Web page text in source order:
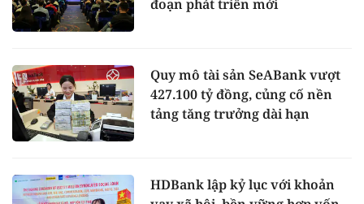
đoạn phát triển mới
Quy mô tài sản SeABank vượt
427.100 tỷ đồng, củng cố nền
tảng tăng trưởng dài hạn
HDBank lập kỷ lục với khoản